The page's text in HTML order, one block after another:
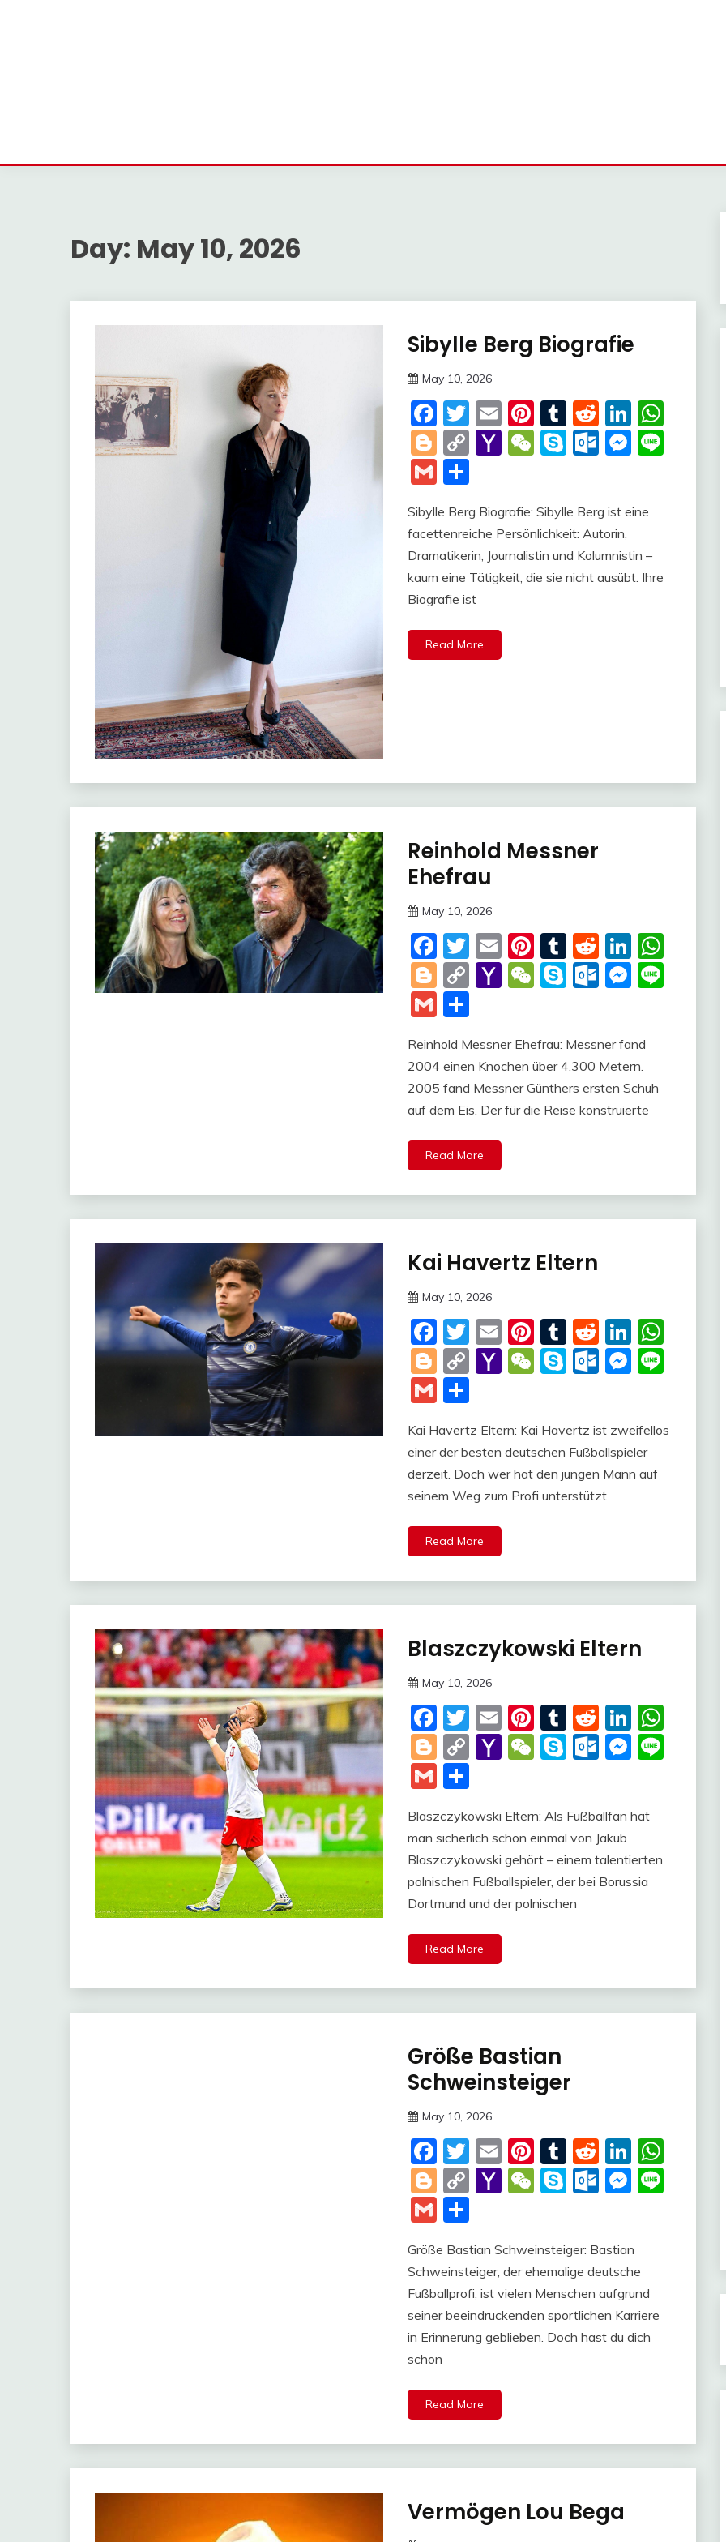
Day: May 10, 2026
Trends
Sibylle Berg Biografie
May 10, 2026
Meme
Facebook
Twitter
EmailPinterest
Tumblr
Reddit
Blogger
Copy
Link
Yahoo
WeChat
Skype
Line
GmailShare
Sibylle Berg Biografie: Sibylle Berg ist eine
facettenreiche Persönlichkeit: Autorin,
Dramatikerin, Journalistin und Kolumnistin –
kaum eine Tätigkeit, die sie nicht ausübt. Ihre
Biografie ist
Read More
Trends
Reinhold Messner
Ehefrau
May 10, 2026
Facebook
Twitter
EmailPinterest
Tumblr
Reddit
Blogger
Copy
Link
Yahoo
WeChat
Skype
Line
GmailShare
Reinhold Messner Ehefrau: Messner fand
2004 einen Knochen über 4.300 Metern.
2005 fand Messner Günthers ersten Schuh
auf dem Eis. Der für die Reise konstruierte
Read More
Trends
Kai Havertz Eltern
May 10, 2026
Meme
Facebook
Twitter
EmailPinterest
Tumblr
Reddit
Blogger
Copy
Link
Yahoo
WeChat
Skype
Line
GmailShare
Kai Havertz Eltern: Kai Havertz ist zweifellos
einer der besten deutschen Fußballspieler
derzeit. Doch wer hat den jungen Mann auf
seinem Weg zum Profi unterstützt
Read More
Trends
Blaszczykowski Eltern
May 10, 2026
Meme
Facebook
Twitter
EmailPinterest
Tumblr
Reddit
Blogger
Copy
Link
Yahoo
WeChat
Skype
Line
GmailShare
Blaszczykowski Eltern: Als Fußballfan hat
man sicherlich schon einmal von Jakub
Blaszczykowski gehört – einem talentierten
polnischen Fußballspieler, der bei Borussia
Dortmund und der polnischen
Read More
Trends
Größe Bastian
Schweinsteiger
May 10, 2026
Meme
Facebook
Twitter
EmailPinterest
Tumblr
Reddit
Blogger
Copy
Link
Yahoo
WeChat
Skype
Line
GmailShare
Größe Bastian Schweinsteiger: Bastian
Schweinsteiger, der ehemalige deutsche
Fußballprofi, ist vielen Menschen aufgrund
seiner beeindruckenden sportlichen Karriere
in Erinnerung geblieben. Doch hast du dich
schon
Read More
Trends
Vermögen Lou Bega